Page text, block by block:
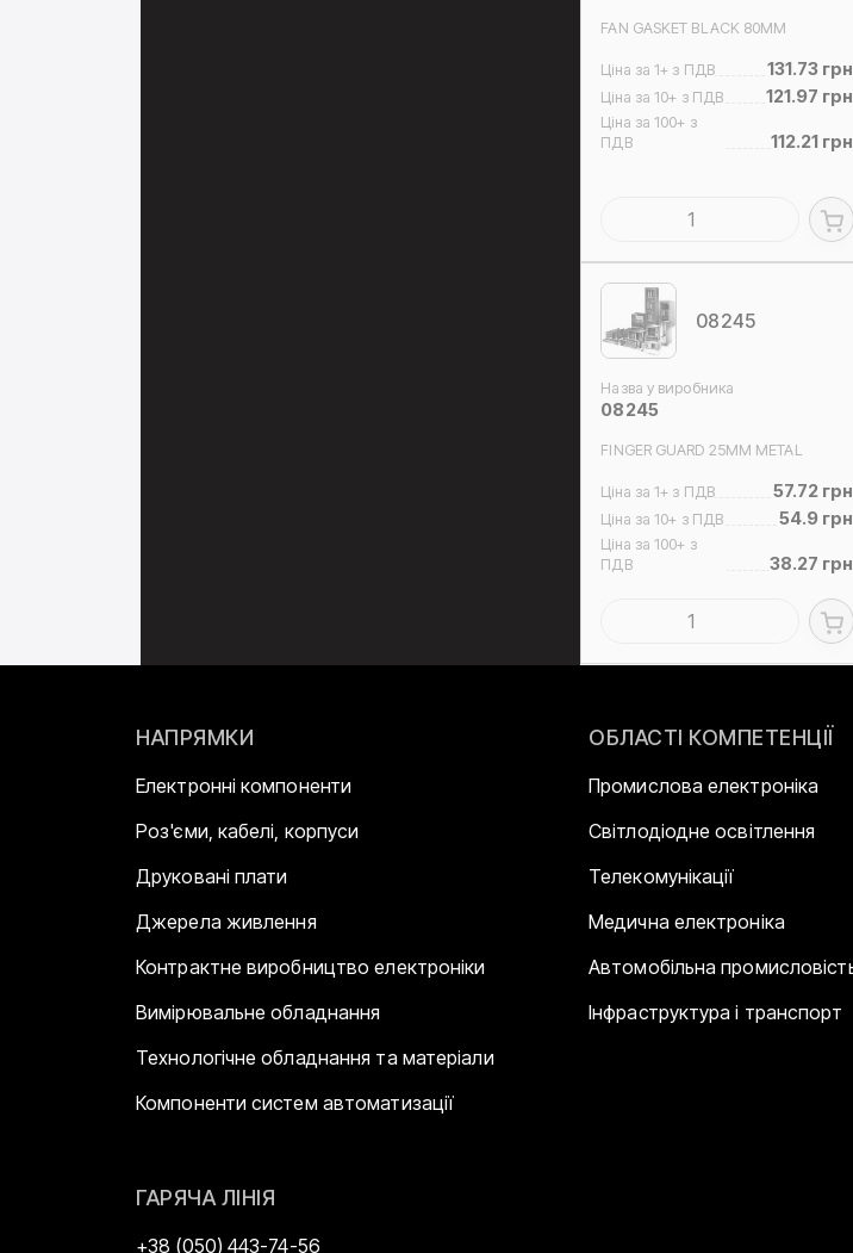
FAN GASKET BLACK 80MM
Ціна за 1+ з ПДВ 131.73 грн
Ціна за 10+ з ПДВ 121.97 грн
Ціна за 100+ з
ПДВ
112.21 грн
08245
Назва у виробника
08245
FINGER GUARD 25MM METAL
Ціна за 1+ з ПДВ 57.72 грн
Ціна за 10+ з ПДВ 54.9 грн
Ціна за 100+ з
ПДВ
38.27 грн
НАПРЯМКИ
Електронні компоненти
Роз'єми, кабелі, корпуси
Друковані плати
Джерела живлення
Контрактне виробництво електроніки
Вимірювальне обладнання
Технологічне обладнання та матеріали
Компоненти систем автоматизації
ОБЛАСТІ КОМПЕТЕНЦІЇ
Промислова електроніка
Світлодіодне освітлення
Телекомунікації
Медична електроніка
Автомобільна
Інфраструктура і транспорт
ГАРЯЧА ЛІНІЯ
+38 (050) 443-74-56